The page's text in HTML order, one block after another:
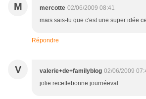
M mercotte 02/06/2009 08:41
mais sais-tu que c'est une super idée
Répondre
V valerie+de+familyblog 02/06/2009
jolie recettebonne journéeval